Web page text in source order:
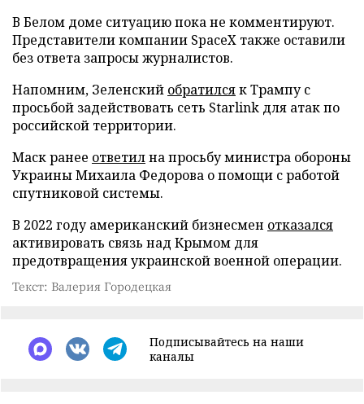
В Белом доме ситуацию пока не комментируют.
Представители компании SpaceX также оставили
без ответа запросы журналистов.
Напомним, Зеленский обратилсяк Трампу с
просьбой задействовать сеть Starlink для атак по
российской территории.
Маск ранее ответилна просьбу министра обороны
Украины Михаила Федорова о помощи с работой
спутниковой системы.
В 2022 году американский бизнесмен отказался
активировать связь над Крымом для
предотвращения украинской военной операции.
Текст: Валерия Городецкая
Подписывайтесь на наши
каналы